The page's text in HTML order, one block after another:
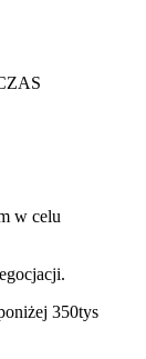
w celu
350tys